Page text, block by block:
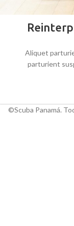
Aliquet
parturient
©Scuba Panamá.